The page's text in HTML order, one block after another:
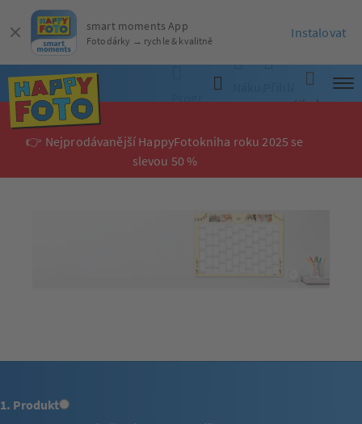
Přihlásit
Hledat
👉 Nejprodávanější HappyFotokniha roku 2025 se
slevou 50 %
1. Produkt
smart moments App
Fotodárky → rychle & kvalitně
Instalovat